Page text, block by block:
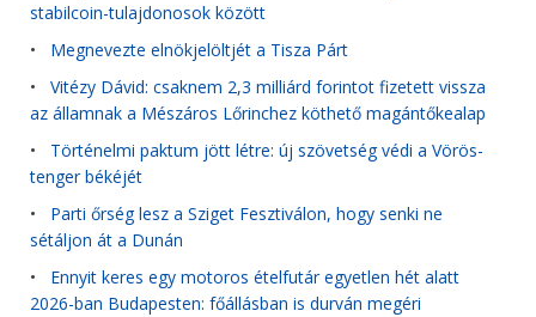
stabilcoin-tulajdonosok között
• Megnevezte elnökjelöltjét a Tisza Párt
• Vitézy Dávid: csaknem 2,3 milliárd forintot fizetett vissza
az államnak a Mészáros Lőrinchez köthető magántőkealap
• Történelmi paktum jött létre: új szövetség védi a Vörös-
tenger békéjét
• Parti őrség lesz a Sziget Fesztiválon, hogy senki ne
sétáljon át a Dunán
• Ennyit keres egy motoros ételfutár egyetlen hét alatt
2026-ban Budapesten: főállásban is durván megéri